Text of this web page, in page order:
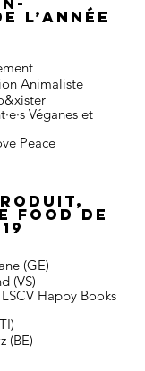
l’année
Animaliste
Véganes et
Peace
food de
(GE)
(VS)
Happy Books
(BE)